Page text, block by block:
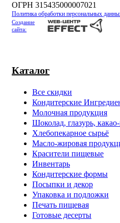
Каталог
Все скидки
Кондитерские
Молочная продукция
Шоколад, глазурь,
Хлебопекарное сырьё
Масло-жировая
Красители пищевые
Инвентарь
Кондитерские формы
Посыпки и декор
Упаковка и подложки
Печать пищевая
Готовые десерты
ОГРН 315435000007021
Политика обработки персональных
Создание
сайта: